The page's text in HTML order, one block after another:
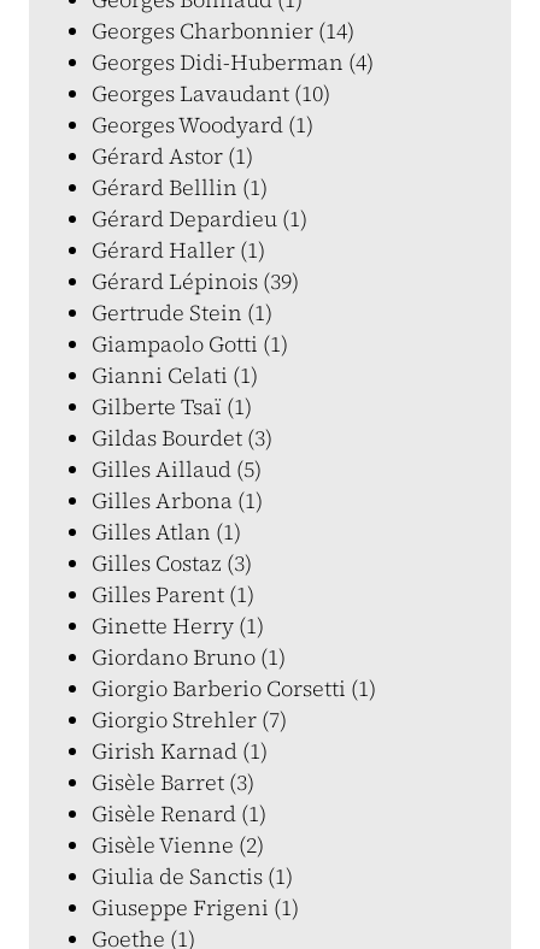
Georges Charbonnier (14)
Georges Didi-Huberman (4)
Georges Lavaudant (10)
Georges Woodyard (1)
Gérard Astor (1)
Gérard Belllin (1)
Gérard Depardieu (1)
Gérard Haller (1)
Gérard Lépinois (39)
Gertrude Stein (1)
Giampaolo Gotti (1)
Gianni Celati (1)
Gilberte Tsaï (1)
Gildas Bourdet (3)
Gilles Aillaud (5)
Gilles Arbona (1)
Gilles Atlan (1)
Gilles Costaz (3)
Gilles Parent (1)
Ginette Herry (1)
Giordano Bruno (1)
Giorgio Barberio Corsetti (1)
Giorgio Strehler (7)
Girish Karnad (1)
Gisèle Barret (3)
Gisèle Renard (1)
Gisèle Vienne (2)
Giulia de Sanctis (1)
Giuseppe Frigeni (1)
Goethe (1)